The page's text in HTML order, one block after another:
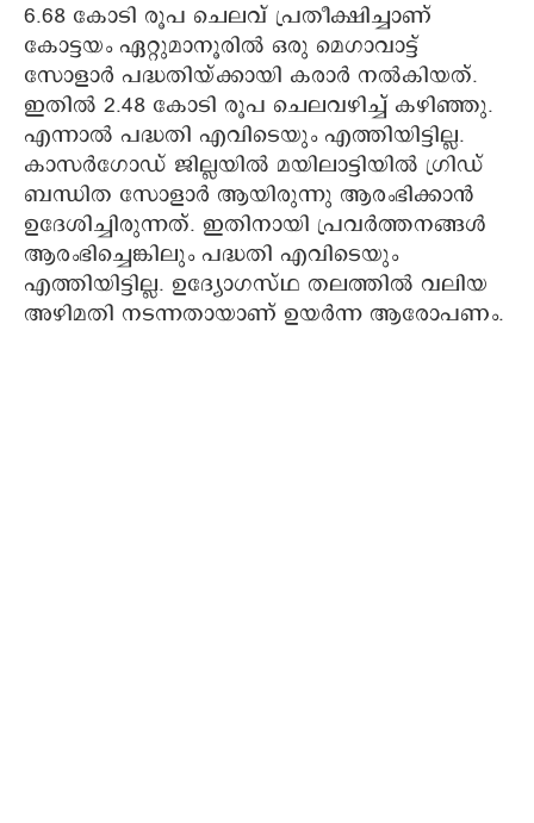
6.68 കോടി രൂപ ചെലവ് പ്രതീക്ഷിച്ചാണ്
കോട്ടയം ഏറ്റുമാനൂരിൽ ഒരു മെ​ഗാവാട്ട്
സോളാർ പദ്ധതിയ്ക്കായി കരാർ നൽകിയത്.
ഇതിൽ 2.48 കോടി രൂപ ‌ചെലവഴിച്ച് കഴിഞ്ഞു.
എന്നാൽ പദ്ധതി എവിടെയും എത്തിയിട്ടില്ല.
കാസർ​ഗോഡ് ജില്ലയിൽ മയിലാട്ടിയിൽ ​ഗ്രിഡ‍്
ബന്ധിത സോളാർ ആയിരുന്നു ആരംഭിക്കാൻ
ഉദേശിച്ചിരുന്നത്. ഇതിനായി പ്രവർത്തനങ്ങൾ
ആരംഭിച്ചെങ്കിലും പദ്ധതി എവിടെയും
എത്തിയിട്ടില്ല. ഉദ്യോഗസ്ഥ തലത്തിൽ വലിയ
അഴിമതി നടന്നതായാണ് ഉയർന്ന ആരോപണം.